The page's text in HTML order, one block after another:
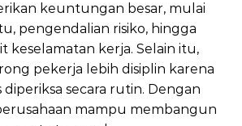
keuntungan besar, mulai
pengendalian risiko, hingga
keselamatan kerja. Selain itu,
pekerja lebih disiplin karena
secara rutin. Dengan
mampu membangun